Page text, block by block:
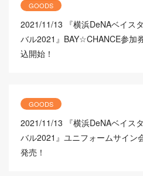
GOODS
2021/11/13
『横浜DeNAベイス
バル2021』BAY☆CHANCE参加
込開始！
GOODS
2021/11/13
『横浜DeNAベイス
バル2021』ユニフォームサイン
発売！